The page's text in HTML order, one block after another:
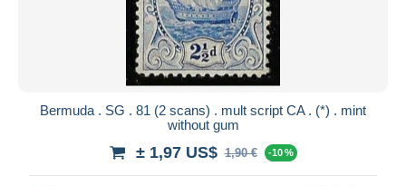
Bermuda . SG . 81 (2 scans) . mult script CA . (*) . mint
without gum
± 1,97 US$ 1,90 € -10 %